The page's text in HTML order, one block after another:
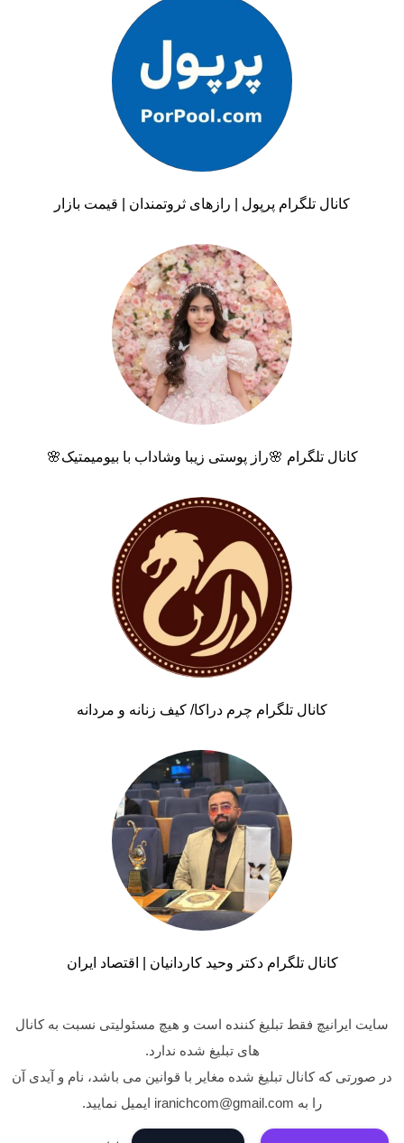
کانال تلگرام پرپول | رازهای ثروتمندان | قیمت بازار
کانال تلگرام 🌸راز پوستی زیبا وشاداب با بیومیمتیک🌸
کانال تلگرام چرم دراکا/ کیف زنانه و مردانه
کانال تلگرام دکتر وحید کاردانیان | اقتصاد ایران
سایت ایرانیچ فقط تبلیغ کننده است و هیچ مسئولیتی نسبت به کانال
های تبلیغ شده ندارد.
در صورتی که کانال تبلیغ شده مغایر با قوانین می باشد، نام و آیدی آن
را به iranichcom@gmail.com ایمیل نمایید.